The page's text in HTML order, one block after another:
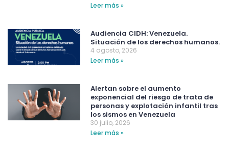
Leer más »
Audiencia CIDH: Venezuela.
Situación de los derechos humanos.
4 agosto, 2026
Leer más »
Alertan sobre el aumento
exponencial del riesgo de trata de
personas y explotación infantil tras
los sismos en Venezuela
30 julio, 2026
Leer más »